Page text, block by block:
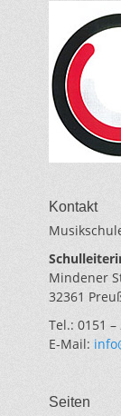
Kontakt
Mindener
32361
Tel.: 0151
E-Mail:
Seiten